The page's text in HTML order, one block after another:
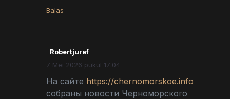
Balas
Robertjuref
7 Mei 2026 pukul 17:04
На сайте https://chernomorskoe.info
собраны новости Черноморского